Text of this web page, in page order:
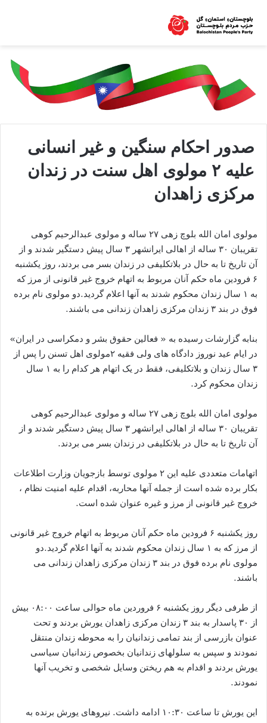
صدور احکام سنگین و غیر انسانی
علیه ۲ مولوی اهل سنت در زندان
مرکزی زاهدان
مولوی امان الله بلوچ زهی ۲۷ ساله و مولوی عبدالرحیم کوهی
تقریبان ۳۰ ساله از اهالی ایرانشهر ۳ سال پیش دستگیر شدند و از
آن تاریخ تا به حال در بلاتکلیفی در زندان بسر می بردند، روز یکشنبه
۶ فرودین ماه حکم آنان مربوط به اتهام خروج غیر قانونی از مرز که
به ۱ سال زندان محکوم شدند به آنها اعلام گردید.دو مولوی نام برده
فوق در بند ۳ زندان مرکزی زاهدان زندانی می باشند.
بنابه گزارشات رسیده به « فعالین حقوق بشر و دمکراسی در ایران»
در ایام عید نوروز دادگاه های ولی فقیه ۲مولوی اهل تسنن را پس از
۳ سال زندان و بلاتکلیفی، فقط در یک اتهام هر کدام را به ۱ سال
زندان محکوم کرد.
مولوی امان الله بلوچ زهی ۲۷ ساله و مولوی عبدالرحیم کوهی
تقریبان ۳۰ ساله از اهالی ایرانشهر ۳ سال پیش دستگیر شدند و از
آن تاریخ تا به حال در بلاتکلیفی در زندان بسر می بردند.
اتهامات متعددی علیه این ۲ مولوی توسط بازجویان وزارت اطلاعات
بکار برده شده است از جمله آنها محاربه، اقدام علیه امنیت نظام ،
خروج غیر قانونی از مرز و غیره عنوان شده است.
روز یکشنبه ۶ فرودین ماه حکم آنان مربوط به اتهام خروج غیر قانونی
از مرز که به ۱ سال زندان محکوم شدند به آنها اعلام گردید.دو
مولوی نام برده فوق در بند ۳ زندان مرکزی زاهدان زندانی می
باشند.
از طرفی دیگر روز یکشنبه ۶ فروردین ماه حوالی ساعت ۰۸:۰۰ بیش
از ۳۰ پاسدار به بند ۳ زندان مرکزی زاهدان یورش بردند و تحت
عنوان بازرسی از بند تمامی زندانیان را به محوطه زندان منتقل
نمودند و سپس به سلولهای زندانیان بخصوص زندانیان سیاسی
یورش بردند و اقدام به هم ریختن وسایل شخصی و تخریب آنها
نمودند.
این یورش تا ساعت ۱۰:۳۰ ادامه داشت. نیروهای یورش برنده به